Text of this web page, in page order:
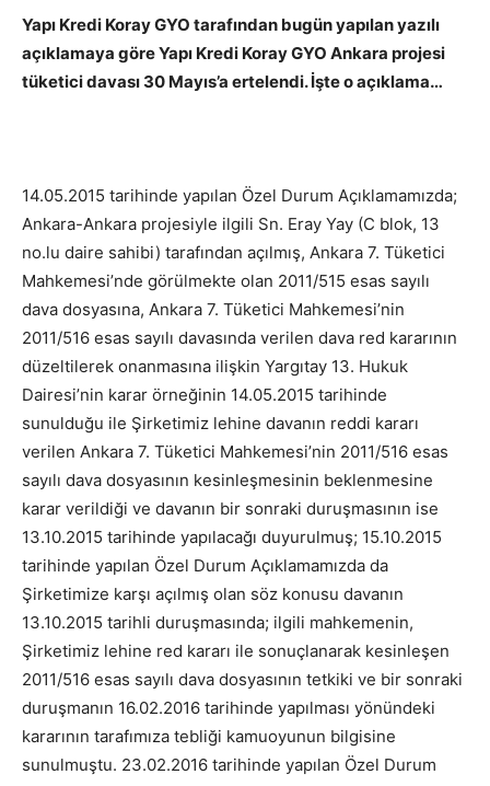
Yapı Kredi Koray GYO tarafından bugün yapılan yazılı
açıklamaya göre Yapı Kredi Koray GYO Ankara projesi
tüketici davası 30 Mayıs’a ertelendi. İşte o açıklama…
14.05.2015 tarihinde yapılan Özel Durum Açıklamamızda;
Ankara-Ankara projesiyle ilgili Sn. Eray Yay (C blok, 13
no.lu daire sahibi) tarafından açılmış, Ankara 7. Tüketici
Mahkemesi’nde görülmekte olan 2011/515 esas sayılı
dava dosyasına, Ankara 7. Tüketici Mahkemesi’nin
2011/516 esas sayılı davasında verilen dava red kararının
düzeltilerek onanmasına ilişkin Yargıtay 13. Hukuk
Dairesi’nin karar örneğinin 14.05.2015 tarihinde
sunulduğu ile Şirketimiz lehine davanın reddi kararı
verilen Ankara 7. Tüketici Mahkemesi’nin 2011/516 esas
sayılı dava dosyasının kesinleşmesinin beklenmesine
karar verildiği ve davanın bir sonraki duruşmasının ise
13.10.2015 tarihinde yapılacağı duyurulmuş; 15.10.2015
tarihinde yapılan Özel Durum Açıklamamızda da
Şirketimize karşı açılmış olan söz konusu davanın
13.10.2015 tarihli duruşmasında; ilgili mahkemenin,
Şirketimiz lehine red kararı ile sonuçlanarak kesinleşen
2011/516 esas sayılı dava dosyasının tetkiki ve bir sonraki
duruşmanın 16.02.2016 tarihinde yapılması yönündeki
kararının tarafımıza tebliği kamuoyunun bilgisine
sunulmuştu. 23.02.2016 tarihinde yapılan Özel Durum